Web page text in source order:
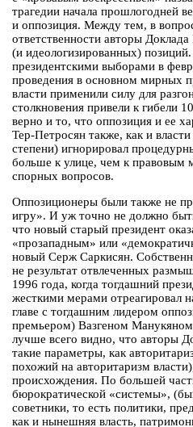
трагедии начала прошлогодней
и оппозиция. Между тем, в
ответственности авторы
(и идеологизированных)
президентскими выборами в
проведения в основном мирных
власти применили силу для
столкновения привели к гибели
верно и то, что оппозиция и ее
Тер-Петросян также, как и
степени) игнорировал
больше к улице, чем к правовым
спорных вопросов.
Оппозиционеры были также не
игру». И уж точно не должно
что новый старый президент
«прозападным» или
новый Серж Саркисян.
не результат отвлеченных
1996 года, когда тогдашний
жесткими мерами отреагировал
главе с тогдашним лидером
премьером) Вазгеном
лучше всего видно, что авторы
такие параметры, как
похожий на авторитаризм
происхождения. По большей
бюрократической «системы»,
советники, то есть политики,
как и нынешняя власть,